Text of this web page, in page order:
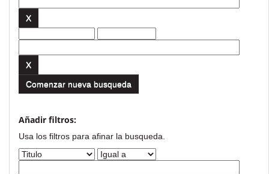
Comenzar nueva busqueda
Añadir filtros:
Usa los filtros para afinar la busqueda.